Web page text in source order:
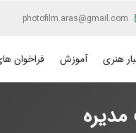
photofilm.aras@gmail.com
هنری آموزش فراخوان